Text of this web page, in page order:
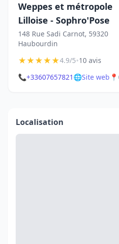
Weppes et métropole
Lilloise - Sophro'Pose
148 Rue Sadi Carnot, 59320
Haubourdin
★★★★★4.9/5•10 avis
📞+33607657821 🌐Site web 📍
Localisation